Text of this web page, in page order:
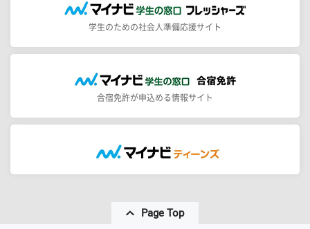
学生のための社会人準備応援サイト
合宿免許が申込める情報サイト
Page Top